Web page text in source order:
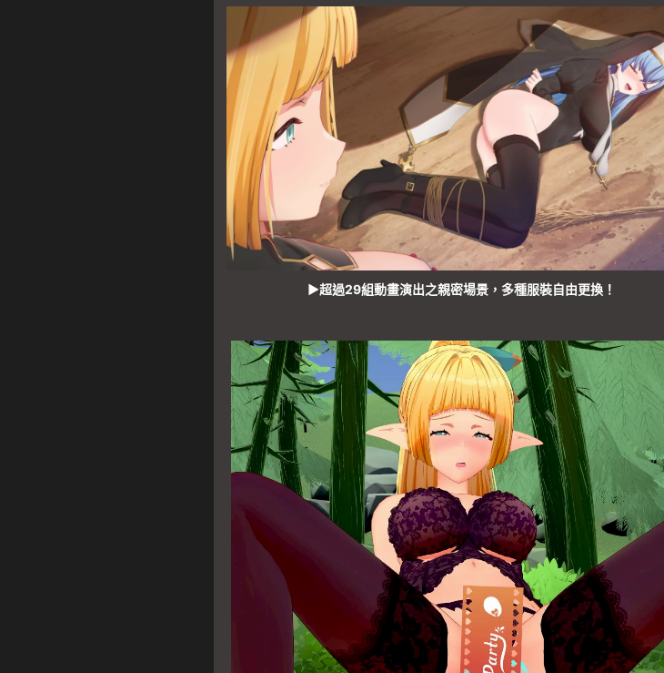
▶超過29組動畫演出之親密場景，多種服裝自由更換！